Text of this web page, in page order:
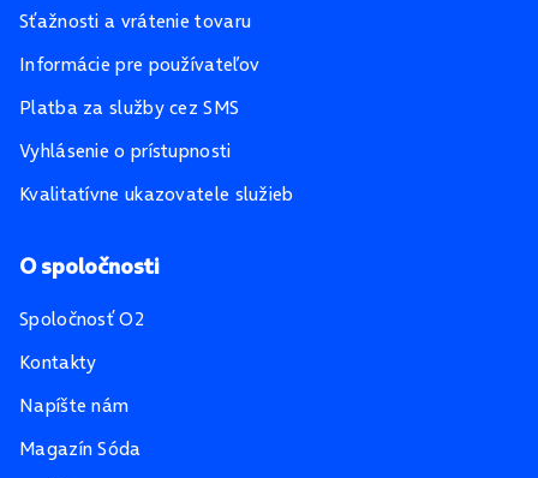
Sťažnosti a vrátenie tovaru
Informácie pre používateľov
Platba za služby cez SMS
Vyhlásenie o prístupnosti
Kvalitatívne ukazovatele služieb
O spoločnosti
Spoločnosť O2
Kontakty
Napíšte nám
Magazín Sóda